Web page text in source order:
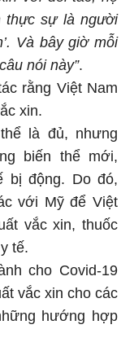
thực sự là người
Và bây giờ mỗi
nói này”.
rằng Việt Nam
xin.
là đủ, nhưng
biến thể mới,
bị động. Do đó,
với Mỹ để Việt
vắc xin, thuốc
tế.
cho Covid-19
vắc xin cho các
hướng hợp